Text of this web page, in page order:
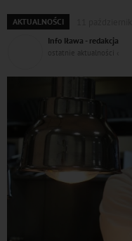
AKTUALNOŚCI
Info Iława - redakcja
ostatnie aktualności ‹